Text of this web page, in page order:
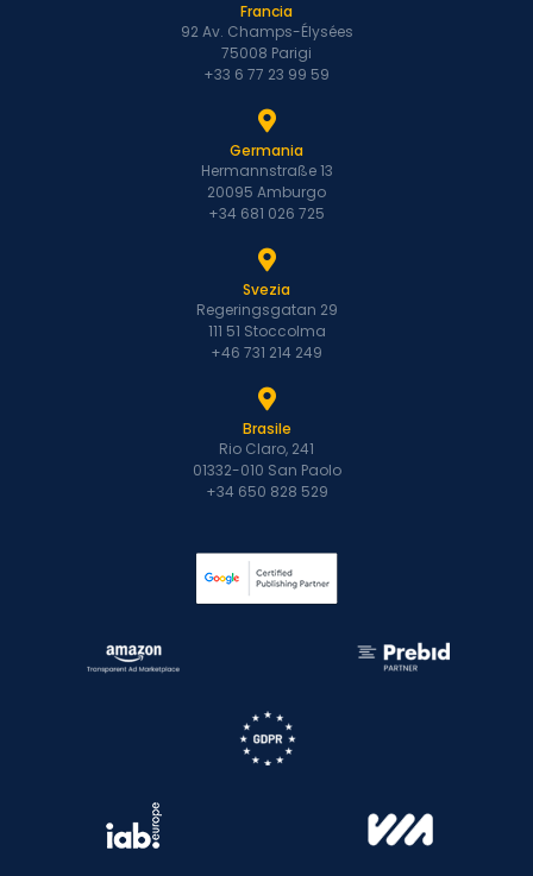
Francia
92 Av. Champs-Élysées
75008 Parigi
+33 6 77 23 99 59
Germania
Hermannstraße 13
20095 Amburgo
+34 681 026 725
Svezia
Regeringsgatan 29
111 51 Stoccolma
+46 731 214 249
Brasile
Rio Claro, 241
01332-010 San Paolo
+34 650 828 529